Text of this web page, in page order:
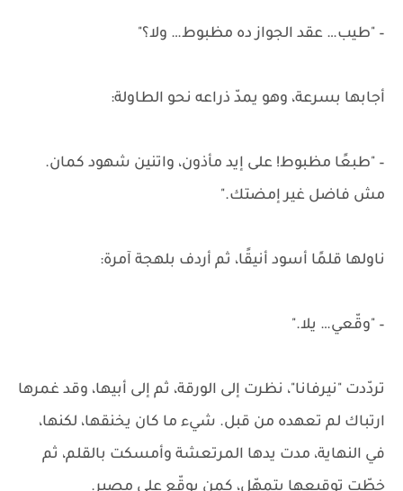
– "طيب… عقد الجواز ده مظبوط… ولا؟"
أجابها بسرعة، وهو يمدّ ذراعه نحو الطاولة:
– "طبعًا مظبوط! على إيد مأذون، واتنين شهود كمان.
مش فاضل غير إمضتك."
ناولها قلمًا أسود أنيقًا، ثم أردف بلهجة آمرة:
– "وقّعي… يلا."
تردّدت "نيرفانا"، نظرت إلى الورقة، ثم إلى أبيها، وقد غمرها
ارتباك لم تعهده من قبل. شيء ما كان يخنقها، لكنها،
في النهاية، مدت يدها المرتعشة وأمسكت بالقلم، ثم
خطّت توقيعها بتمهّل، كمن يوقّع على مصير.